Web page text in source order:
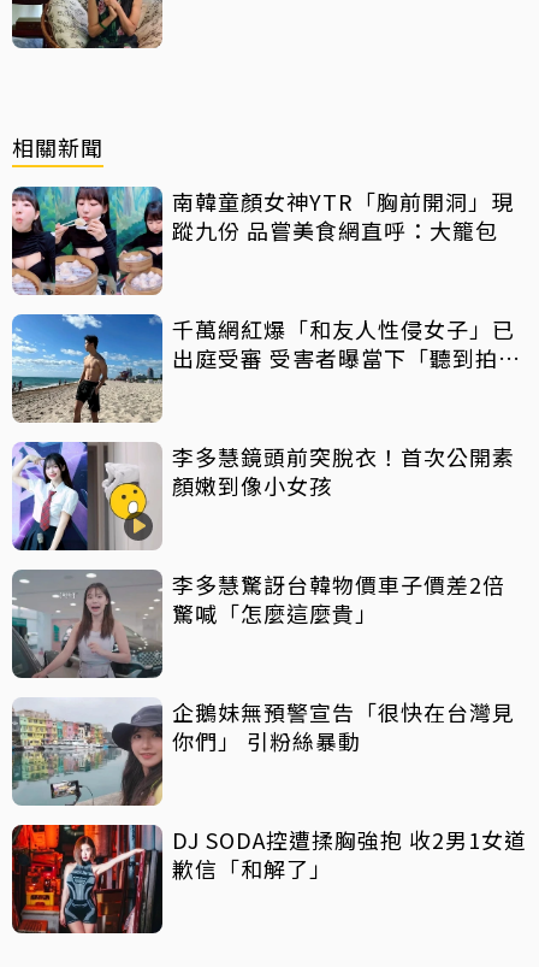
相關新聞
南韓童顏女神YTR「胸前開洞」現
蹤九份 品嘗美食網直呼：大籠包
千萬網紅爆「和友人性侵女子」已
出庭受審 受害者曝當下「聽到拍片
李多慧鏡頭前突脫衣！首次公開素
顏嫩到像小女孩
李多慧驚訝台韓物價車子價差2倍
驚喊「怎麼這麼貴」
企鵝妹無預警宣告「很快在台灣見
你們」 引粉絲暴動
DJ SODA控遭揉胸強抱 收2男1女道
歉信「和解了」